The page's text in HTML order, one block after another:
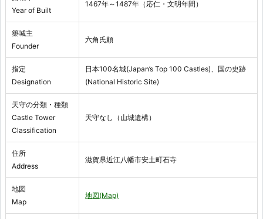
Year of Built
1467年～1487年（応仁・文明年間）
築城主
Founder
六角氏頼
指定
Designation
日本100名城(Japan’s Top 100 Castles)、国の史跡
(National Historic Site)
天守の分類・種類
Castle Tower
Classification
天守なし（山城遺構）
住所
Address
滋賀県近江八幡市安土町石寺
地図
Map
地図(Map)